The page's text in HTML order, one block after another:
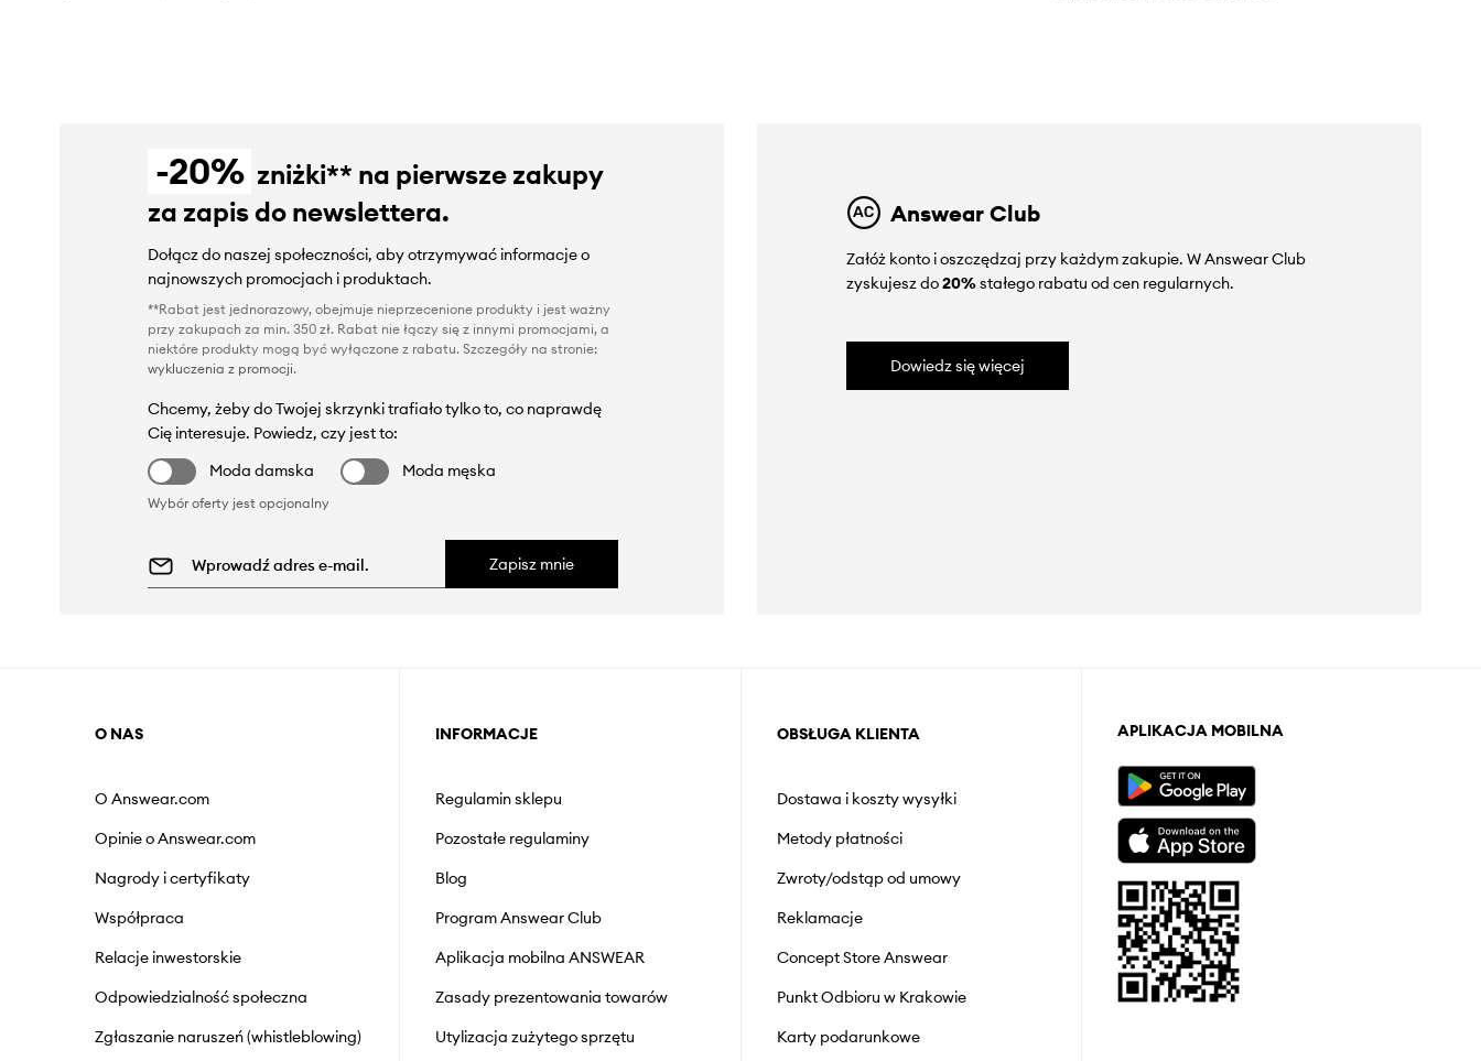
-20% zniżki** na pierwsze zakupy
za zapis do newslettera.
Dołącz do naszej społeczności, aby otrzymywać informacje o
najnowszych promocjach i produktach.
**Rabat jest jednorazowy, obejmuje nieprzecenione produkty i jest ważny
przy zakupach za min. 350 zł. Rabat nie łączy się z innymi promocjami, a
niektóre produkty mogą być wyłączone z rabatu. Szczegóły na stronie:
wykluczenia z promocji.
Chcemy, żeby do Twojej skrzynki trafiało tylko to, co naprawdę
Cię interesuje. Powiedz, czy jest to:
Moda damska
Moda męska
Wybór oferty jest opcjonalny
Zapisz mnie
Answear Club
Załóż konto i oszczędzaj przy każdym zakupie. W Answear Club
zyskujesz do20%stałego rabatu od cen regularnych.
Dowiedz się więcej
O NAS
O Answear.com
Opinie o Answear.com
Nagrody i certyfikaty
Współpraca
Relacje inwestorskie
Odpowiedzialność społeczna
Zgłaszanie naruszeń (whistleblowing)
INFORMACJE
Regulamin sklepu
Pozostałe regulaminy
Blog
Program Answear Club
Aplikacja mobilna ANSWEAR
Zasady prezentowania towarów
Utylizacja zużytego sprzętu
OBSŁUGA KLIENTA
Dostawa i koszty wysyłki
Metody płatności
Zwroty/odstąp od umowy
Reklamacje
Concept Store Answear
Punkt Odbioru w Krakowie
Karty podarunkowe
APLIKACJA MOBILNA